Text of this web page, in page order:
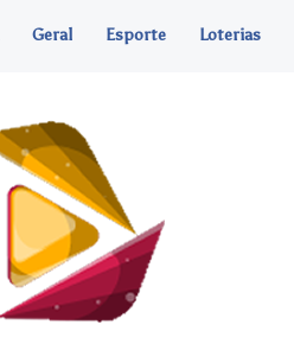
Geral Esporte Loterias